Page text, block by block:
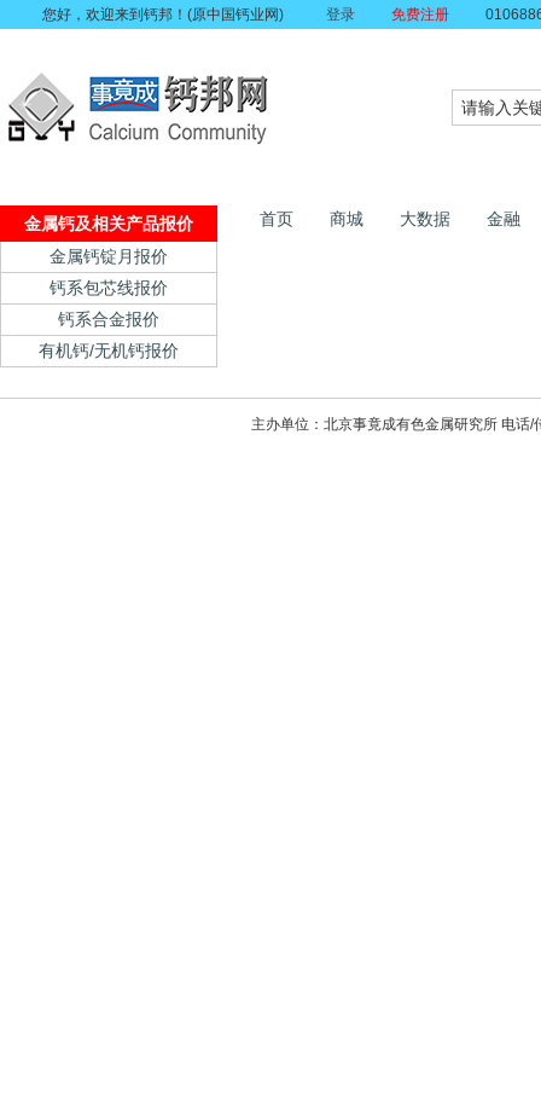
您好，欢迎来到钙邦！(原中国钙业网) 登录 免费注册
金属钙及相关产品报价
金属钙锭月报价
钙系包芯线报价
钙系合金报价
有机钙/无机钙报价
首页 商城 大数据 金融
主办单位：北京事竟成有色金属研究所 电